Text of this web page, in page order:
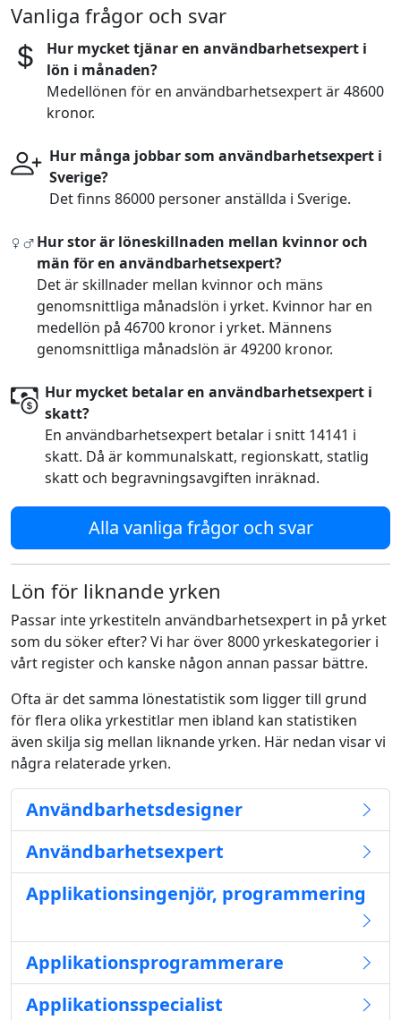
Vanliga frågor och svar
Hur mycket tjänar en användbarhetsexpert i
lön i månaden?
Medellönen för en användbarhetsexpert är 48600
kronor.
Hur många jobbar som användbarhetsexpert i
Sverige?
Det finns 86000 personer anställda i Sverige.
Hur stor är löneskillnaden mellan kvinnor och
män för en användbarhetsexpert?
Det är skillnader mellan kvinnor och mäns
genomsnittliga månadslön i yrket. Kvinnor har en
medellön på 46700 kronor i yrket. Männens
genomsnittliga månadslön är 49200 kronor.
Hur mycket betalar en användbarhetsexpert i
skatt?
En användbarhetsexpert betalar i snitt 14141 i
skatt. Då är kommunalskatt, regionskatt, statlig
skatt och begravningsavgiften inräknad.
Alla vanliga frågor och svar
Lön för liknande yrken
Passar inte yrkestiteln användbarhetsexpert in på yrket
som du söker efter? Vi har över 8000 yrkeskategorier i
vårt register och kanske någon annan passar bättre.
Ofta är det samma lönestatistik som ligger till grund
för flera olika yrkestitlar men ibland kan statistiken
även skilja sig mellan liknande yrken. Här nedan visar vi
några relaterade yrken.
Användbarhetsdesigner
Användbarhetsexpert
Applikationsingenjör, programmering
Applikationsprogrammerare
Applikationsspecialist